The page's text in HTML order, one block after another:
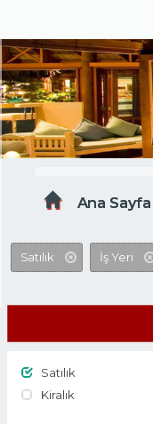
Ana Sayfa
Satılık İş Yeri
Satılık
Kiralık